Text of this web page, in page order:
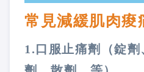
常見減緩肌肉痠
1.口服止痛劑（錠